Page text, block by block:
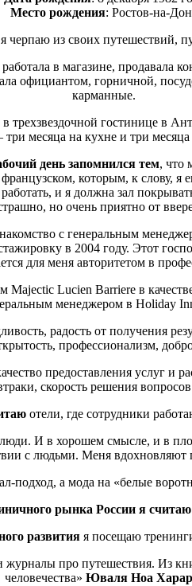
Место рождения: Ростов-на-
из своих путешествий,
в магазине, продавала
официантом, горничной,
карманные.
в трехзвездочной гостинице в
месяца на кухне и три месяца
день запомнился тем, что
французском, которым, к слову, я
и я должна зал
но очень приятно от
с генеральным
в 2004 году. Этот
для меня авторитетом в
Majectic Lucien Barriere в
менеджером в Holiday
радость от получения
профессионализм,
предоставления услуг и
скорость решения
отели, где сотрудники
И в хорошем смысле, и в
с людьми. Меня вдохновляют
подход, а мода на «белые
рынка России я считаю
развития я посещаю
про путешествия. Из
человечества» Юваля Ноа